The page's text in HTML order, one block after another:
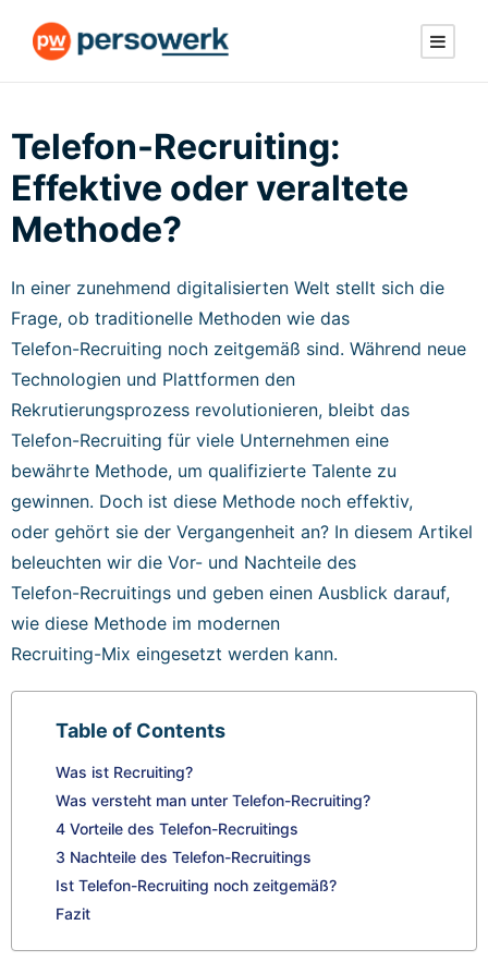
Telefon-Recruiting:
Effektive oder veraltete
Methode?
In einer zunehmend digitalisierten Welt stellt sich die
Frage, ob traditionelle Methoden wie das
Telefon-Recruiting noch zeitgemäß sind. Während neue
Technologien und Plattformen den
Rekrutierungsprozess revolutionieren, bleibt das
Telefon-Recruiting für viele Unternehmen eine
bewährte Methode, um qualifizierte Talente zu
gewinnen. Doch ist diese Methode noch effektiv,
oder gehört sie der Vergangenheit an? In diesem Artikel
beleuchten wir die Vor- und Nachteile des
Telefon-Recruitings und geben einen Ausblick darauf,
wie diese Methode im modernen
Recruiting-Mix eingesetzt werden kann.
Table of Contents
Was ist Recruiting?
Was versteht man unter Telefon-Recruiting?
4 Vorteile des Telefon-Recruitings
3 Nachteile des Telefon-Recruitings
Ist Telefon-Recruiting noch zeitgemäß?
Fazit